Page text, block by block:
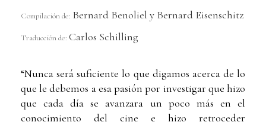
Compilación de: Bernard Benoliel y Bernard Eisenschitz
Traducción de: Carlos Schilling
“Nunca será suficiente lo que digamos acerca de lo
que le debemos a esa pasión por investigar que hizo
que cada día se avanzara un poco más en el
conocimiento del cine e hizo retroceder